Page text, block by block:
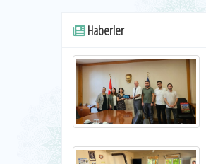
Haberler